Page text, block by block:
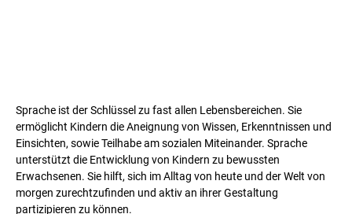
Sprache ist der Schlüssel zu fast allen Lebensbereichen. Sie
ermöglicht Kindern die Aneignung von Wissen, Erkenntnissen und
Einsichten, sowie Teilhabe am sozialen Miteinander. Sprache
unterstützt die Entwicklung von Kindern zu bewussten
Erwachsenen. Sie hilft, sich im Alltag von heute und der Welt von
morgen zurechtzufinden und aktiv an ihrer Gestaltung
partizipieren zu können.